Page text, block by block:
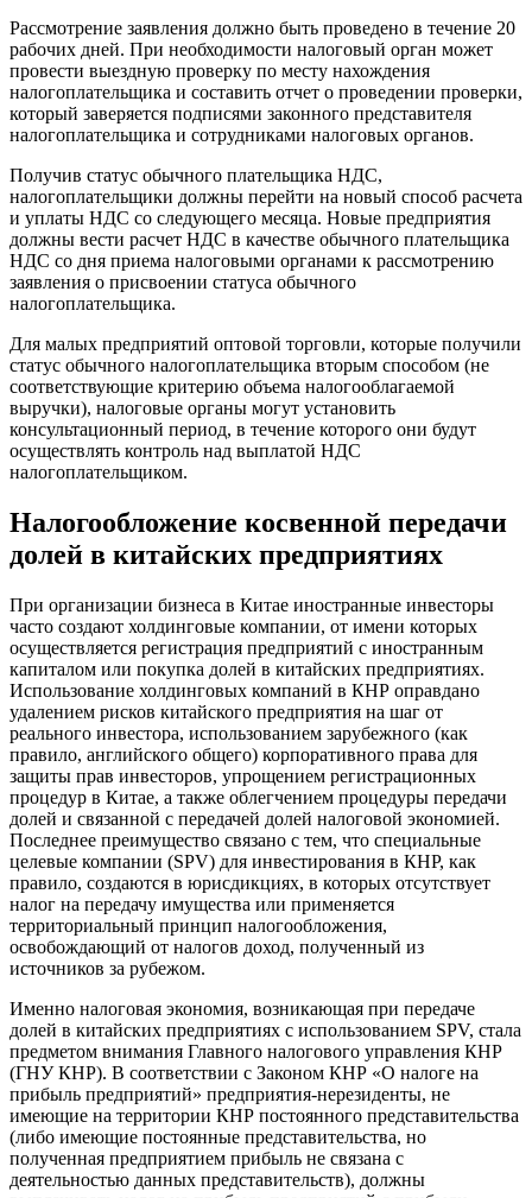
Рассмотрение заявления должно быть проведено в течение 20
рабочих дней. При необходимости налоговый орган может
провести выездную проверку по месту нахождения
налогоплательщика и составить отчет о проведении проверки,
который заверяется подписями законного представителя
налогоплательщика и сотрудниками налоговых органов.
Получив статус обычного плательщика НДС,
налогоплательщики должны перейти на новый способ расчета
и уплаты НДС со следующего месяца. Новые предприятия
должны вести расчет НДС в качестве обычного плательщика
НДС со дня приема налоговыми органами к рассмотрению
заявления о присвоении статуса обычного
налогоплательщика.
Для малых предприятий оптовой торговли, которые получили
статус обычного налогоплательщика вторым способом (не
соответствующие критерию объема налогооблагаемой
выручки), налоговые органы могут установить
консультационный период, в течение которого они будут
осуществлять контроль над выплатой НДС
налогоплательщиком.
Налогообложение косвенной передачи
долей в китайских предприятиях
При организации бизнеса в Китае иностранные инвесторы
часто создают холдинговые компании, от имени которых
осуществляется регистрация предприятий с иностранным
капиталом или покупка долей в китайских предприятиях.
Использование холдинговых компаний в КНР оправдано
удалением рисков китайского предприятия на шаг от
реального инвестора, использованием зарубежного (как
правило, английского общего) корпоративного права для
защиты прав инвесторов, упрощением регистрационных
процедур в Китае, а также облегчением процедуры передачи
долей и связанной с передачей долей налоговой экономией.
Последнее преимущество связано с тем, что специальные
целевые компании (SPV) для инвестирования в КНР, как
правило, создаются в юрисдикциях, в которых отсутствует
налог на передачу имущества или применяется
территориальный принцип налогообложения,
освобождающий от налогов доход, полученный из
источников за рубежом.
Именно налоговая экономия, возникающая при передаче
долей в китайских предприятиях с использованием SPV, стала
предметом внимания Главного налогового управления КНР
(ГНУ КНР). В соответствии с Законом КНР «О налоге на
прибыль предприятий» предприятия-нерезиденты, не
имеющие на территории КНР постоянного представительства
(либо имеющие постоянные представительства, но
полученная предприятием прибыль не связана с
деятельностью данных представительств), должны